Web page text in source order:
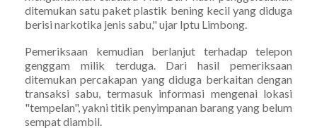
ditemukan satu paket plastik bening kecil yang diduga
berisi narkotika jenis sabu," ujar Iptu Limbong.
Pemeriksaan kemudian berlanjut terhadap telepon
genggam milik terduga. Dari hasil pemeriksaan
ditemukan percakapan yang diduga berkaitan dengan
transaksi sabu, termasuk informasi mengenai lokasi
"tempelan", yakni titik penyimpanan barang yang belum
sempat diambil.